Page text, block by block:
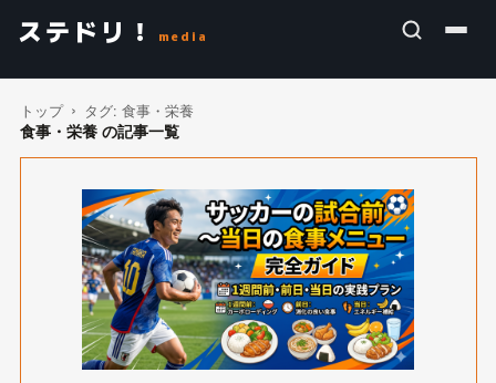
ステドリ！ media
トップ タグ: 食事・栄養
食事・栄養 の記事一覧